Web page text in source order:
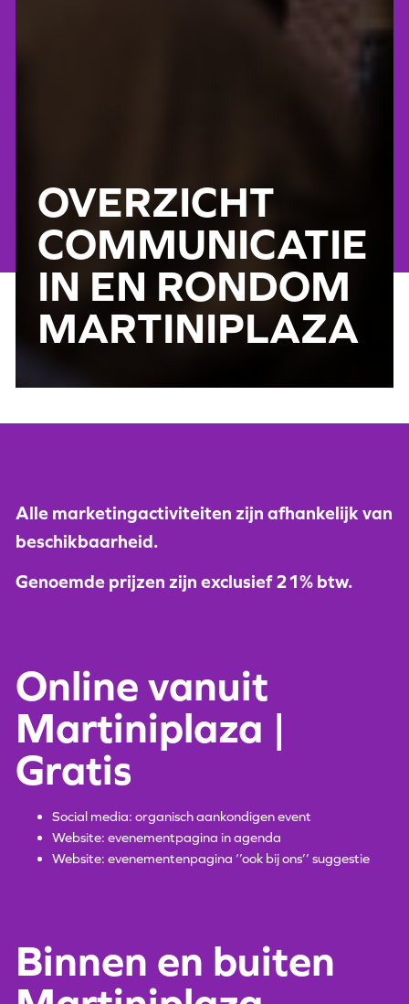
OVERZICHT
COMMUNICATIE
IN EN RONDOM
MARTINIPLAZA
Alle marketingactiviteiten zijn afhankelijk van
beschikbaarheid.
Genoemde prijzen zijn exclusief 21% btw.
Online vanuit
Martiniplaza |
Gratis
Social media: organisch aankondigen event
Website: evenementpagina in agenda
Website: evenementenpagina ‘’ook bij ons’’ suggestie
Binnen en buiten